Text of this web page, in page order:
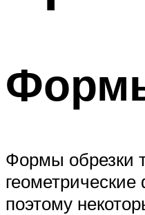
Формы обрезки
поэтому